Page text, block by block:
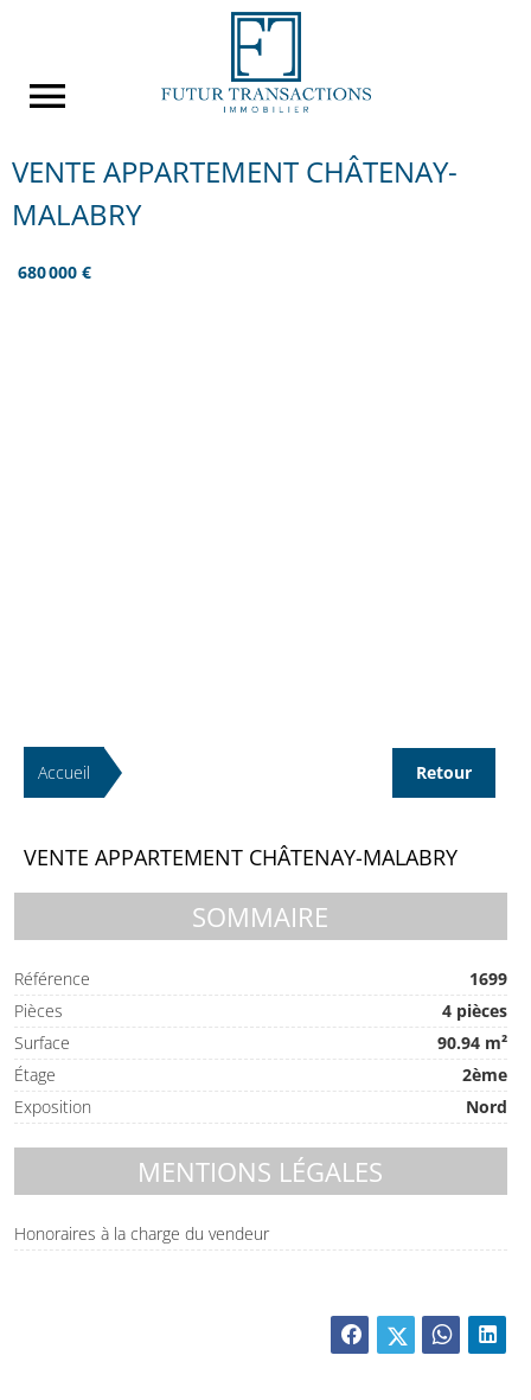
VENTE APPARTEMENT CHÂTENAY-
MALABRY
680 000 €
Accueil Retour
VENTE APPARTEMENT CHÂTENAY-MALABRY
SOMMAIRE
Référence
1699
Pièces
4 pièces
Surface
90.94 m²
Étage
2ème
Exposition
Nord
MENTIONS LÉGALES
Honoraires à la charge du vendeur